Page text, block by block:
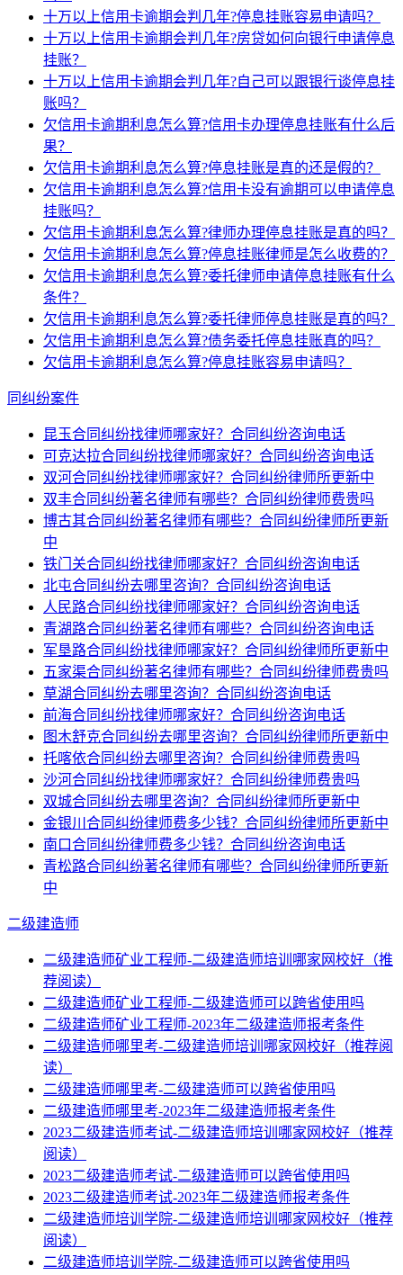
十万以上信用卡逾期会判几年?停息挂账容易申请吗？
十万以上信用卡逾期会判几年?房贷如何向银行申请停息
挂账？
十万以上信用卡逾期会判几年?自己可以跟银行谈停息挂
账吗？
欠信用卡逾期利息怎么算?信用卡办理停息挂账有什么后
果？
欠信用卡逾期利息怎么算?停息挂账是真的还是假的？
欠信用卡逾期利息怎么算?信用卡没有逾期可以申请停息
挂账吗？
欠信用卡逾期利息怎么算?律师办理停息挂账是真的吗？
欠信用卡逾期利息怎么算?停息挂账律师是怎么收费的？
欠信用卡逾期利息怎么算?委托律师申请停息挂账有什么
条件？
欠信用卡逾期利息怎么算?委托律师停息挂账是真的吗？
欠信用卡逾期利息怎么算?债务委托停息挂账真的吗？
欠信用卡逾期利息怎么算?停息挂账容易申请吗？
同纠纷案件
昆玉合同纠纷找律师哪家好？合同纠纷咨询电话
可克达拉合同纠纷找律师哪家好？合同纠纷咨询电话
双河合同纠纷找律师哪家好？合同纠纷律师所更新中
双丰合同纠纷著名律师有哪些？合同纠纷律师费贵吗
博古其合同纠纷著名律师有哪些？合同纠纷律师所更新
中
铁门关合同纠纷找律师哪家好？合同纠纷咨询电话
北屯合同纠纷去哪里咨询？合同纠纷咨询电话
人民路合同纠纷找律师哪家好？合同纠纷咨询电话
青湖路合同纠纷著名律师有哪些？合同纠纷咨询电话
军垦路合同纠纷找律师哪家好？合同纠纷律师所更新中
五家渠合同纠纷著名律师有哪些？合同纠纷律师费贵吗
草湖合同纠纷去哪里咨询？合同纠纷咨询电话
前海合同纠纷找律师哪家好？合同纠纷咨询电话
图木舒克合同纠纷去哪里咨询？合同纠纷律师所更新中
托喀依合同纠纷去哪里咨询？合同纠纷律师费贵吗
沙河合同纠纷找律师哪家好？合同纠纷律师费贵吗
双城合同纠纷去哪里咨询？合同纠纷律师所更新中
金银川合同纠纷律师费多少钱？合同纠纷律师所更新中
南口合同纠纷律师费多少钱？合同纠纷咨询电话
青松路合同纠纷著名律师有哪些？合同纠纷律师所更新
中
二级建造师
二级建造师矿业工程师-二级建造师培训哪家网校好（推
荐阅读）
二级建造师矿业工程师-二级建造师可以跨省使用吗
二级建造师矿业工程师-2023年二级建造师报考条件
二级建造师哪里考-二级建造师培训哪家网校好（推荐阅
读）
二级建造师哪里考-二级建造师可以跨省使用吗
二级建造师哪里考-2023年二级建造师报考条件
2023二级建造师考试-二级建造师培训哪家网校好（推荐
阅读）
2023二级建造师考试-二级建造师可以跨省使用吗
2023二级建造师考试-2023年二级建造师报考条件
二级建造师培训学院-二级建造师培训哪家网校好（推荐
阅读）
二级建造师培训学院-二级建造师可以跨省使用吗